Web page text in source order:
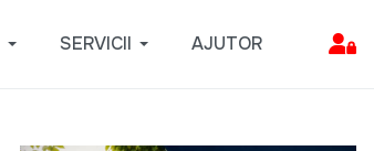
SERVICII AJUTOR